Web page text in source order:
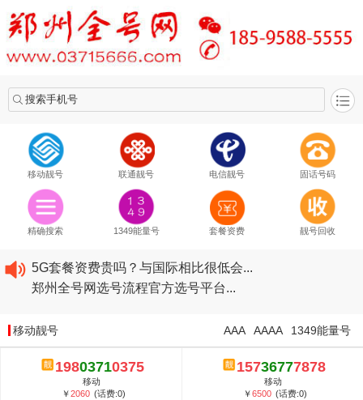
搜索手机号
移动靓号 联通靓号 电信靓号 固话号码
精确搜索 1349能量号 套餐资费 靓号回收
2020​移动最新套餐资费...
2020​联通最新套餐资费...
5G套餐资费贵吗？与国际相比很低会...
郑州全号网选号流程官方选号平台...
2020​联通最新套餐资费...
2020​电信最新套餐资费...
5G套餐资费贵吗？与国际相比很低会...
郑州全号网选号流程官方选号平台...
移动靓号 1349能量号
AAAA
AAA
19803710375
移动
￥2060 (话费:0)
15736777878
移动
￥6500 (话费:0)